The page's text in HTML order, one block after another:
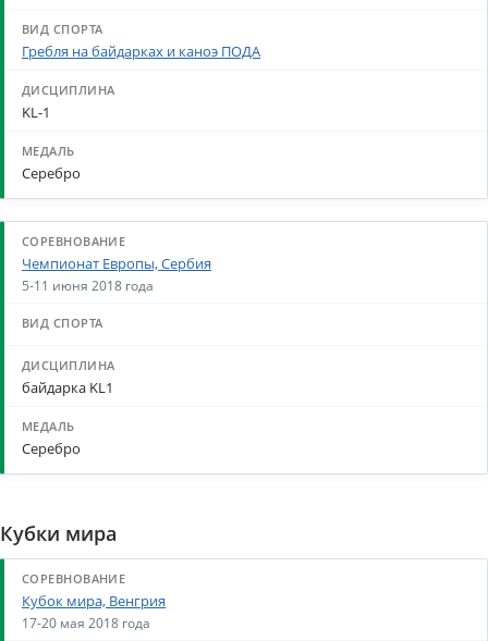
Гребля на байдарках и каноэ ПОДА
KL-1
Серебро
Чемпионат Европы, Сербия
5-11 июня 2018 года
байдарка KL1
Серебро
Кубки мира
Кубок мира, Венгрия
17-20 мая 2018 года